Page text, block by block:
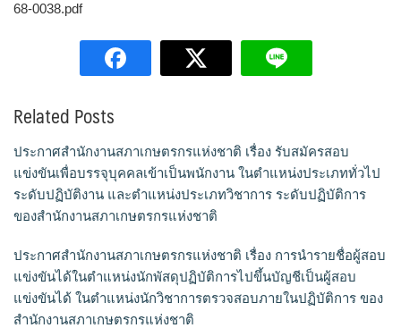
Search
for:
68-0038.pdf
Related Posts
ประกาศสำนักงานสภาเกษตรกรแห่งชาติ เรื่อง รับสมัครสอบ
แข่งขันเพื่อบรรจุบุคคลเข้าเป็นพนักงาน ในตำแหน่งประเภททั่วไป
ระดับปฏิบัติงาน และตำแหน่งประเภทวิชาการ ระดับปฏิบัติการ
ของสำนักงานสภาเกษตรกรแห่งชาติ
ประกาศสำนักงานสภาเกษตรกรแห่งชาติ เรื่อง การนำรายชื่อผู้สอบ
แข่งขันได้ในตำแหน่งนักพัสดุปฏิบัติการไปขึ้นบัญชีเป็นผู้สอบ
แข่งขันได้ ในตำแหน่งนักวิชาการตรวจสอบภายในปฏิบัติการ ของ
สำนักงานสภาเกษตรกรแห่งชาติ